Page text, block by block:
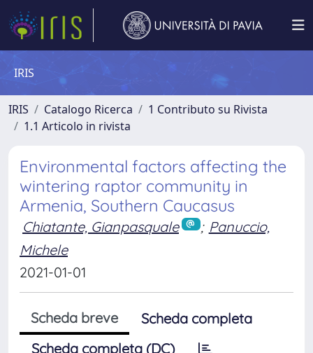
IRIS
IRIS Catalogo Ricerca
1 Contributo su Rivista
1.1 Articolo in rivista
Environmental factors affecting the
wintering raptor community in
Armenia, Southern Caucasus
Chiatante, Gianpasquale ; Panuccio,
Michele
2021-01-01
Scheda breve
Scheda completa
Scheda completa (DC)